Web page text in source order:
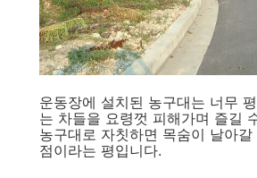
운동장에 설치된 농구대는 너무
는 차들을 요령껏 피해가며 즐길
농구대로 자칫하면 목숨이 날아
점이라는 평입니다.